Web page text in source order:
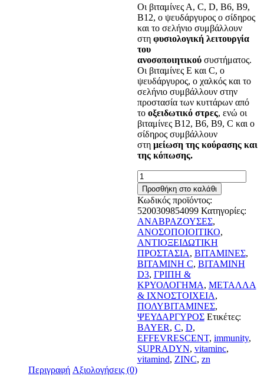
Οι βιταμίνες Α, C, D, Β6, Β9,
Β12, ο ψευδάργυρος ο σίδηρος
και το σελήνιο συμβάλλουν
στηφυσιολογική λειτουργία
του
ανοσοποιητικούσυστήματος.
Οι βιταμίνες Ε και C, ο
ψευδάργυρος, ο χαλκός και το
σελήνιο συμβάλλουν στην
προστασία των κυττάρων από
το οξειδωτικό στρες, ενώ οι
βιταμίνες B12, B6, Β9, C και ο
σίδηρος συμβάλλουν
στη μείωση της κούρασης και
της κόπωσης.
Supradyn
Immunity
Βιταμίνη
C
1000mg,
Βιταμίνη
D
&
Ψευδάργυρο
30
Αναβράζοντα
δισκία
ποσότητα
Προσθήκη στο καλάθι
Κωδικός προϊόντος:
5200309854099 Κατηγορίες:
ΑΝΑΒΡΑΖΟΥΣΕΣ,
ΑΝΟΣΟΠΟΙΟΙΤΙΚΟ,
ΑΝΤΙΟΞΕΙΔΩΤΙΚΗ
ΠΡΟΣΤΑΣΙΑ, ΒΙΤΑΜΙΝΕΣ,
ΒΙΤΑΜΙΝΗ C, ΒΙΤΑΜΙΝΗ
D3, ΓΡΙΠΗ &
ΚΡΥΟΛΟΓΗΜΑ, ΜΕΤΑΛΛΑ
& ΙΧΝΟΣΤΟΙΧΕΙΑ,
ΠΟΛΥΒΙΤΑΜΙΝΕΣ,
ΨΕΥΔΑΡΓΥΡΟΣ Ετικέτες:
BAYER, C, D,
EFFEVRESCENT, immunity,
SUPRADYN, vitaminc,
vitamind, ZINC, zn
Περιγραφή Αξιολογήσεις (0)